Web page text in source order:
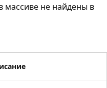
массиве не найдены в